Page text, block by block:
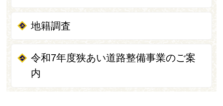
地籍調査
令和7年度狭あい道路整備事業のご案
内